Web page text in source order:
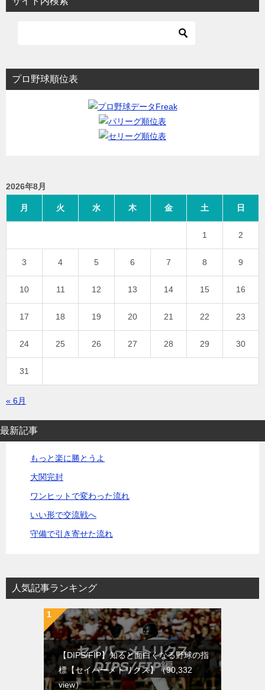
プロ野球順位表
2026年8月
月 火 水 木 金 土 日
1 2
3 4 5 6 7 8 9
10 11 12 13 14 15 16
17 18 19 20 21 22 23
24 25 26 27 28 29 30
31
« 6月
最新記事
もっと楽に勝とうよ
大関完封
ワンヒットで変わった流れ
いい形で交流戦へ
守備で引き寄せた流れ
人気記事ランキング
【DIPS/FIP】知ると面白くなる野球の指
標【セイバーメトリクス】（90,332
view）